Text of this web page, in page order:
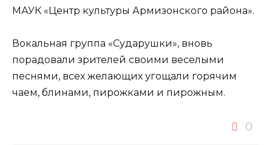
МАУК «Центр культуры Армизонского района».
Вокальная группа «Сударушки», вновь
порадовали зрителей своими веселыми
песнями, всех желающих угощали горячим
чаем, блинами, пирожками и пирожным.
0